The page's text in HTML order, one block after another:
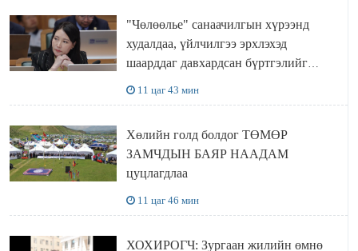
"Чөлөөлье" санаачилгын хүрээнд
худалдаа, үйлчилгээ эрхлэхэд
шаарддаг давхардсан бүртгэлийг
11 цаг 43 мин
Хөлийн голд болдог ТӨМӨР
ЗАМЧДЫН БАЯР НААДАМ
цуцлагдлаа
11 цаг 46 мин
ХОХИРОГЧ: Зургаан жилийн өмнө